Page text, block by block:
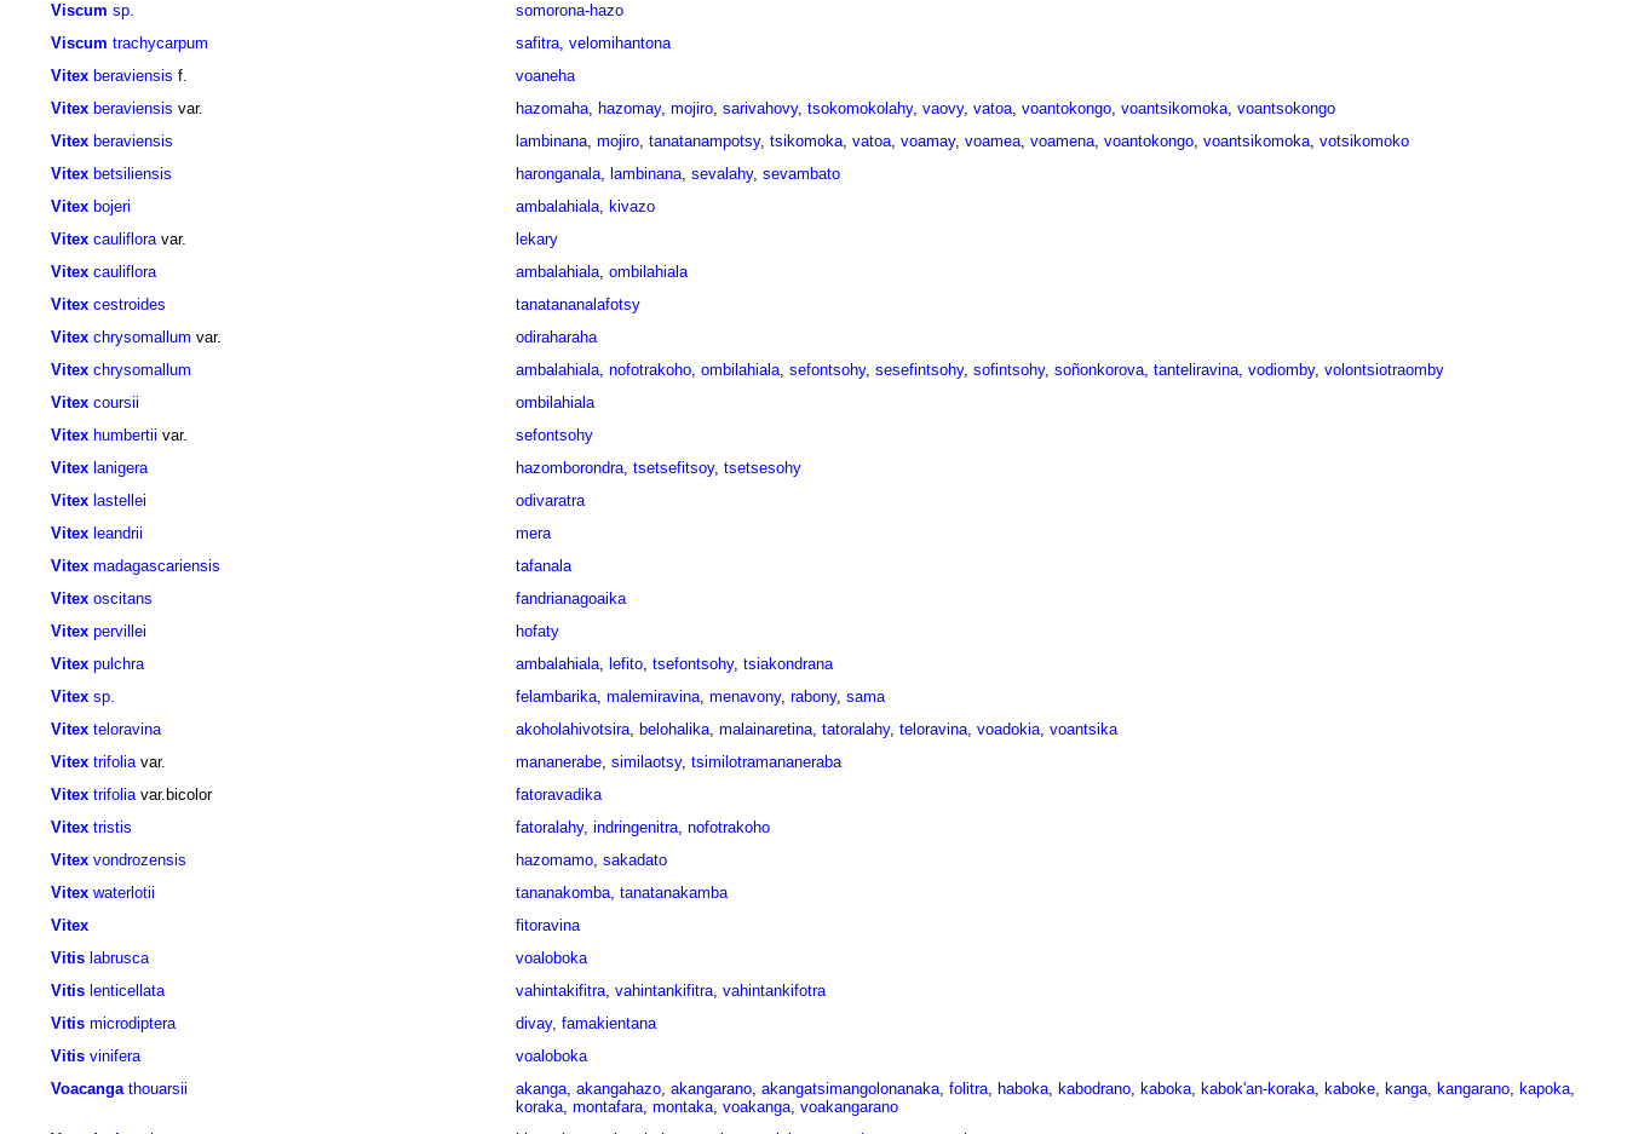
Viscum sp.
somorona-hazo
Viscum trachycarpum safitra, velomihantona
Vitex beraviensis f.
voaneha
Vitex beraviensis var. hazomaha, hazomay, mojiro, sarivahovy, tsokomokolahy, vaovy, vatoa, voantokongo, voantsikomoka, voantsokongo
Vitex beraviensis lambinana, mojiro, tanatanampotsy, tsikomoka, vatoa, voamay, voamea, voamena, voantokongo, voantsikomoka, votsikomoko
Vitex betsiliensis haronganala, lambinana, sevalahy, sevambato
Vitex bojeri ambalahiala, kivazo
Vitex caulifloravar.
lekary
Vitex cauliflora ambalahiala, ombilahiala
Vitex cestroides
tanatananalafotsy
Vitex chrysomallum var.
odiraharaha
Vitex chrysomallum ambalahiala, nofotrakoho, ombilahiala, sefontsohy, sesefintsohy, sofintsohy, soñonkorova, tanteliravina, vodiomby, volontsiotraomby
Vitex coursii
ombilahiala
Vitex humbertii var.
sefontsohy
Vitex lanigera hazomborondra, tsetsefitsoy, tsetsesohy
Vitex lastellei
odivaratra
Vitex leandrii
mera
Vitex madagascariensis
tafanala
Vitex oscitans
fandrianagoaika
Vitex pervillei
hofaty
Vitex pulchra ambalahiala, lefito, tsefontsohy, tsiakondrana
Vitex sp. felambarika, malemiravina, menavony, rabony, sama
Vitex teloravina akoholahivotsira, belohalika, malainaretina, tatoralahy, teloravina, voadokia, voantsika
Vitex trifoliavar. mananerabe, similaotsy, tsimilotramananeraba
Vitex trifoliavar.bicolor
fatoravadika
Vitex tristis fatoralahy, indringenitra, nofotrakoho
Vitex vondrozensis hazomamo, sakadato
Vitex waterlotii tananakomba, tanatanakamba
Vitex
fitoravina
Vitis labrusca
voaloboka
Vitis lenticellata vahintakifitra, vahintankifitra, vahintankifotra
Vitis microdiptera divay, famakientana
Vitis vinifera
voaloboka
Voacanga thouarsii akanga, akangahazo, akangarano, akangatsimangolonanaka, folitra, haboka, kabodrano, kaboka, kabok'an-koraka, kaboke, kanga, kangarano, kapoka,
koraka, montafara, montaka, voakanga, voakangarano